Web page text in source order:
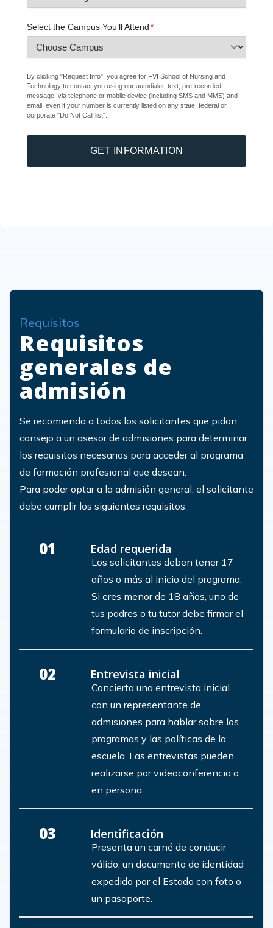
Select the Campus You’ll Attend *
By clicking "Request Info", you agree for FVI School of Nursing and
Technology to contact you using our autodialer, text, pre-recorded
message, via telephone or mobile device (including SMS and MMS) and
email, even if your number is currently listed on any state, federal or
corporate "Do Not Call list".
GET INFORMATION
Requisitos
Requisitos
generales de
admisión
Se recomienda a todos los solicitantes que pidan
consejo a un asesor de admisiones para determinar
los requisitos necesarios para acceder al programa
de formación profesional que desean.
Para poder optar a la admisión general, el solicitante
debe cumplir los siguientes requisitos:
01 Edad requerida
Los solicitantes deben tener 17
años o más al inicio del programa.
Si eres menor de 18 años, uno de
tus padres o tu tutor debe firmar el
formulario de inscripción.
02 Entrevista inicial
Concierta una entrevista inicial
con un representante de
admisiones para hablar sobre los
programas y las políticas de la
escuela. Las entrevistas pueden
realizarse por videoconferencia o
en persona.
03 Identificación
Presenta un carné de conducir
válido, un documento de identidad
expedido por el Estado con foto o
un pasaporte.